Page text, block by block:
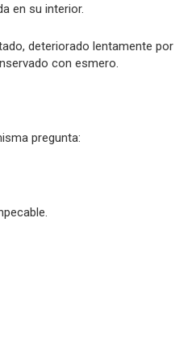
en su interior.
deteriorado lentamente por
con esmero.
pregunta: